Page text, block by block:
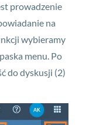
prowadzenie
na
wybieramy
menu. Po
do dyskusji (2)